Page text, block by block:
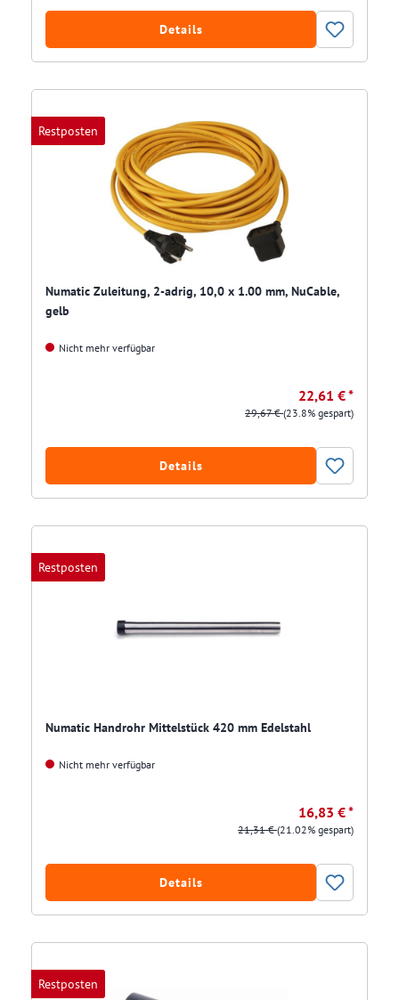
Details
Restposten
Numatic Zuleitung, 2-adrig, 10,0 x 1.00 mm, NuCable,
gelb
Nicht mehr verfügbar
22,61 € *
29,67 €(23.8% gespart)
Details
Restposten
Numatic Handrohr Mittelstück 420 mm Edelstahl
Nicht mehr verfügbar
16,83 € *
21,31 €(21.02% gespart)
Details
Restposten